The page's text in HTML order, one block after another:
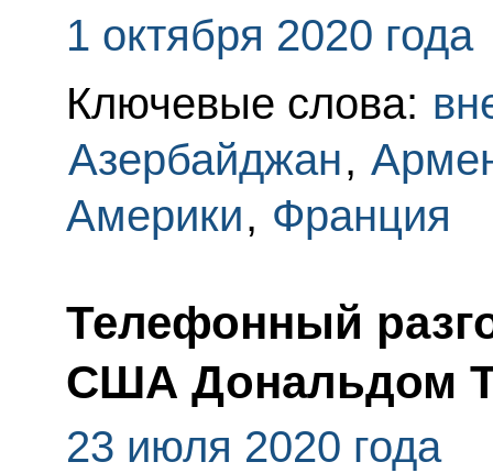
1 октября 2020 года
Ключевые слова:
Азербайджан,
Америки, Франция
Телефонный
США Дональдом
23 июля 2020 года